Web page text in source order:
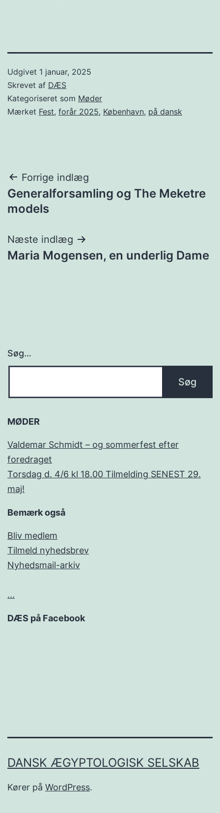
Udgivet 1 januar, 2025
Skrevet af DÆS
Kategoriseret som Møder
Mærket Fest, forår 2025, København, på dansk
Indlægsnavigation
Forrige indlæg
Generalforsamling og The Meketre
models
Næste indlæg
Maria Mogensen, en underlig Dame
Søg…
MØDER
Valdemar Schmidt – og sommerfest efter
foredraget
Torsdag d. 4/6 kl 18.00 Tilmelding SENEST 29.
maj!
Bemærk også
Bliv medlem
Tilmeld nyhedsbrev
Nyhedsmail-arkiv
...
DÆS på Facebook
DANSK ÆGYPTOLOGISK SELSKAB
Kører på WordPress.